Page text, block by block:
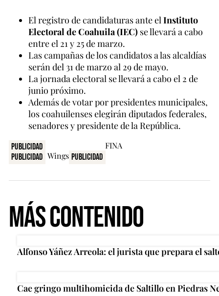
El registro de candidaturas ante el Instituto
Electoral de Coahuila (IEC) se llevará a cabo
entre el 21 y 25 de marzo.
Las campañas de los candidatos a las alcaldías
serán del 31 de marzo al 29 de mayo.
La jornada electoral se llevará a cabo el 2 de
junio próximo.
Además de votar por presidentes municipales,
los coahuilenses elegirán diputados federales,
senadores y presidente de la República.
Publicidad
Publicidad
Publicidad
Más Contenido
Alfonso Yáñez Arreola: el jurista que prepara el
Cae gringo multihomicida de Saltillo en Piedras